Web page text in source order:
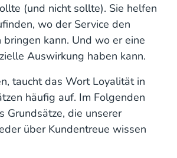
(und nicht sollte). Sie helfen
wo der Service den
kann. Und wo er eine
Auswirkung haben kann.
taucht das Wort Loyalität in
häufig auf. Im Folgenden
Grundsätze, die unserer
über Kundentreue wissen